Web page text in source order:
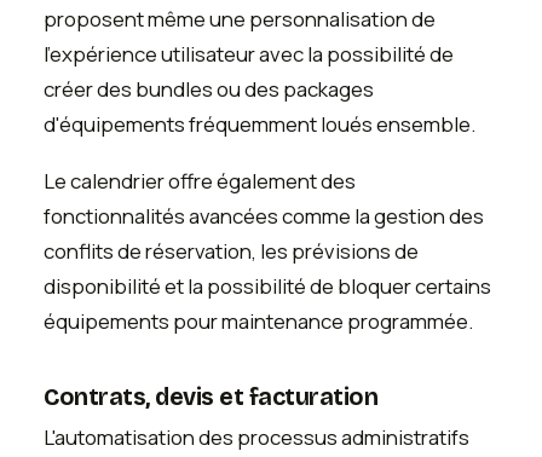
proposent même une personnalisation de
l'expérience utilisateur avec la possibilité de
créer des bundles ou des packages
d'équipements fréquemment loués ensemble.
Le calendrier offre également des
fonctionnalités avancées comme la gestion des
conflits de réservation, les prévisions de
disponibilité et la possibilité de bloquer certains
équipements pour maintenance programmée.
Contrats, devis et facturation
L'automatisation des processus administratifs